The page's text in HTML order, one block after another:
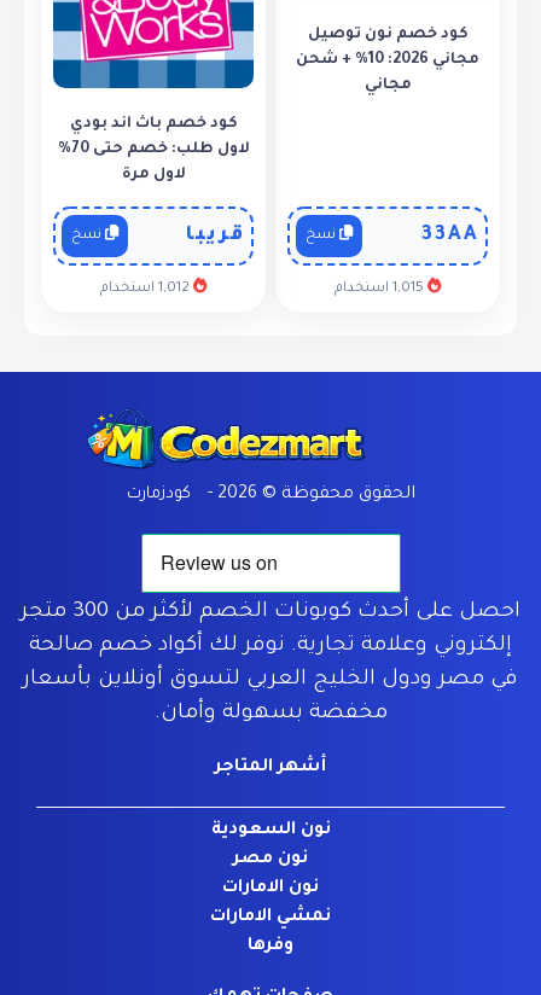
كود خصم نون توصيل
مجاني 2026: 10% + شحن
مجاني
33AA
كود خصم باث اند بودي
لاول طلب: خصم حتى 70%
لاول مرة
قريبا
Homeالحقوق محفوظة © 2026 - كودزمارت
احصل على أحدث كوبونات الخصم لأكثر من 300 متجر
إلكتروني وعلامة تجارية. نوفر لك أكواد خصم صالحة
في مصر ودول الخليج العربي لتسوق أونلاين بأسعار
مخفضة بسهولة وأمان.
أشهر المتاجر
نون السعودية
نون مصر
نون الامارات
نمشي الامارات
وفرها